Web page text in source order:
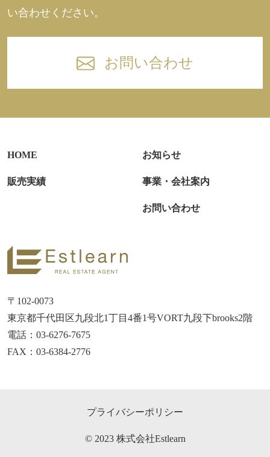
い合わせください。
お問い合わせ
HOME お知らせ
販売実績 事業・会社案内
お問い合わせ
〒102-0073
東京都千代田区九段北1丁目4番1号VORT九段下brooks2階
電話：03-6276-7675
FAX：03-6384-2776
プライバシーポリシー
© 2023 株式会社Estlearn